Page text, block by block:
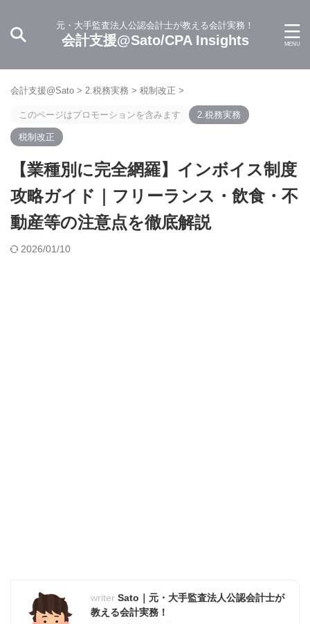
元・大手監査法人公認会計士が教える会計実務！
会計支援@Sato/CPA Insights
会計支援@Sato > 2.税務実務 > 税制改正 >
このページはプロモーションを含みます 2.税務実務
税制改正
【業種別に完全網羅】インボイス制度
攻略ガイド｜フリーランス・飲食・不
動産等の注意点を徹底解説
2026/01/10
Sato｜元・大手監査法人公認会計士が
教える会計実務！